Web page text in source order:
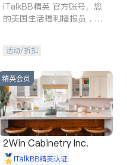
iTalkBB精英 官方账号。您
的美国生活福利播报员，精
专属福利。
活动/折扣
精英会员
2Win Cabinetry Inc.
iTalkBB精英认证